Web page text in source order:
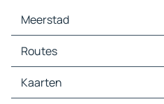
Meerstad
Meerstad Kaarten
Meerstad Verkeer
Meerstad Hotels
Meerstad Restaurants
Routes
Routes Meerstad - Groningen
Routes Meerstad - Hoogezand
Kaarten